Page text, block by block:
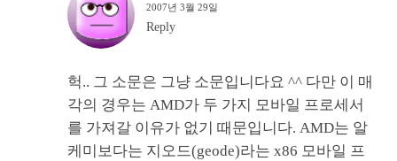
2007년 3월 29일
Reply
헉.. 그 소문은 그냥 소문입니다요 ^^ 다만 이 매
각의 경우는 AMD가 두 가지 모바일 프로세서
를 가져갈 이유가 없기 때문입니다. AMD는 알
케미보다는 지오드(geode)라는 x86 모바일 프